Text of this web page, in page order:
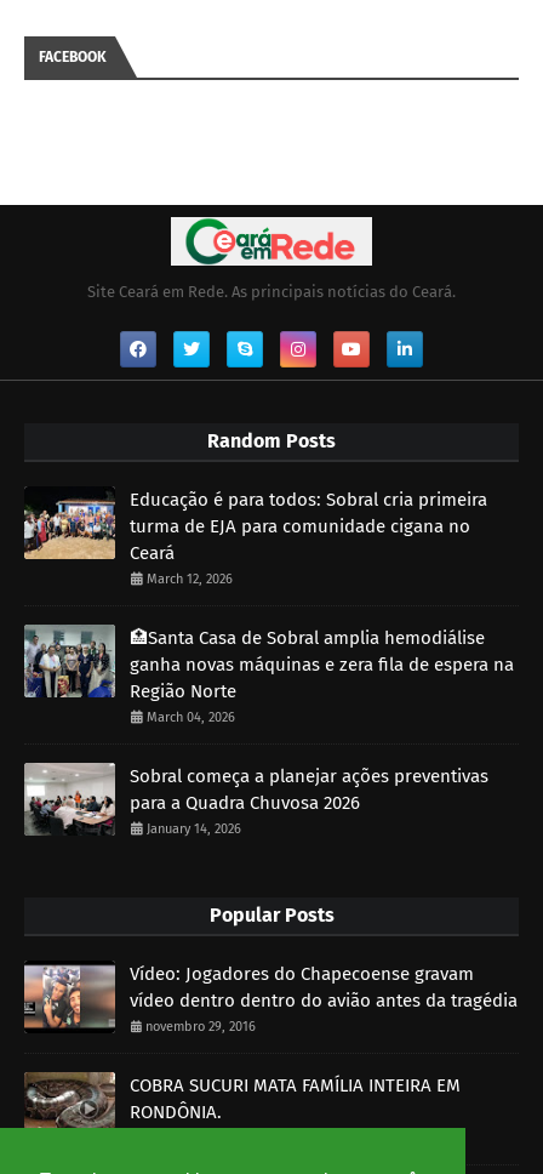
FACEBOOK
Site Ceará em Rede. As principais notícias do Ceará.
Random Posts
Educação é para todos: Sobral cria primeira
turma de EJA para comunidade cigana no
Ceará
March 12, 2026
🏥Santa Casa de Sobral amplia hemodiálise
ganha novas máquinas e zera fila de espera na
Região Norte
March 04, 2026
Sobral começa a planejar ações preventivas
para a Quadra Chuvosa 2026
January 14, 2026
Popular Posts
Vídeo: Jogadores do Chapecoense gravam
vídeo dentro dentro do avião antes da tragédia
novembro 29, 2016
COBRA SUCURI MATA FAMÍLIA INTEIRA EM
RONDÔNIA.